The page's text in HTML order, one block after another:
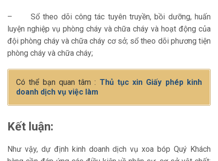
– Sổ theo dõi công tác tuyên truyền, bồi dưỡng, huấn
luyện nghiệp vụ phòng cháy và chữa cháy và hoạt động của
đội phòng cháy và chữa cháy cơ sở; sổ theo dõi phương tiện
phòng cháy và chữa cháy;
Có thể bạn quan tâm : Thủ tục xin Giấy phép kinh
doanh dịch vụ việc làm
Kết luận:
Như vậy, dự định kinh doanh dịch vụ xoa bóp Quý Khách